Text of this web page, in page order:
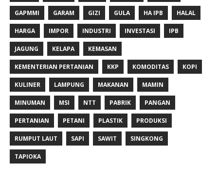
GAPMMI GARAM GIZI GULA HA IPB HALAL
HARGA IMPOR INDUSTRI INVESTASI IPB
JAGUNG KELAPA KEMASAN
KEMENTERIAN PERTANIAN KKP KOMODITAS KOPI
KULINER LAMPUNG MAKANAN MAMIN
MINUMAN MSI NTT PABRIK PANGAN
PERTANIAN PETANI PLASTIK PRODUKSI
RUMPUT LAUT SAPI SAWIT SINGKONG
TAPIOKA